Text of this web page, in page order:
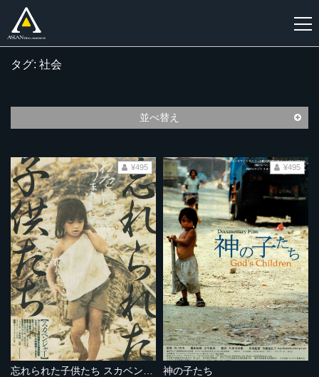
タグ: 社会
並べ替え
¥495
神の子たち
¥495